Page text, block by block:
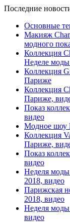
Последние
Основные
Макияж
модного
Коллекция
Неделе
Коллекция
Париже
Коллекция
Париже,
Показ
видео
Модное шоу
Коллекция
Париже,
Показ
видео
Неделя моды
2018, видео
Парижская
2018, видео
Неделя моды
видео